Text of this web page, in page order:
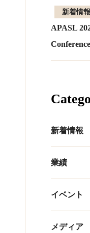
新着情報
APASL
新着情報
業績
イベント
メディア